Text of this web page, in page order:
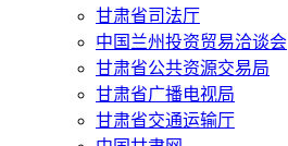
甘肃省司法厅
中国兰州投资贸易洽谈会
甘肃省公共资源交易局
甘肃省广播电视局
甘肃省交通运输厅